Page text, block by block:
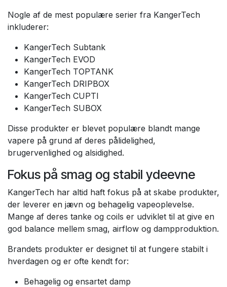
Nogle af de mest populære serier fra KangerTech
inkluderer:
KangerTech Subtank
KangerTech EVOD
KangerTech TOPTANK
KangerTech DRIPBOX
KangerTech CUPTI
KangerTech SUBOX
Disse produkter er blevet populære blandt mange
vapere på grund af deres pålidelighed,
brugervenlighed og alsidighed.
Fokus på smag og stabil ydeevne
KangerTech har altid haft fokus på at skabe produkter,
der leverer en jævn og behagelig vapeoplevelse.
Mange af deres tanke og coils er udviklet til at give en
god balance mellem smag, airflow og dampproduktion.
Brandets produkter er designet til at fungere stabilt i
hverdagen og er ofte kendt for:
Behagelig og ensartet damp